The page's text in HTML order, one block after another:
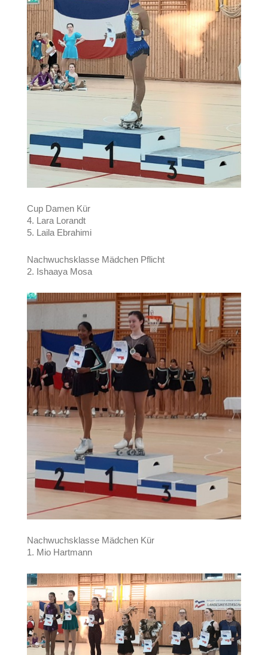
Cup Damen Kür
4. Lara Lorandt
5. Laila Ebrahimi
Nachwuchsklasse Mädchen Pflicht
2. Ishaaya Mosa
Nachwuchsklasse Mädchen Kür
1. Mio Hartmann